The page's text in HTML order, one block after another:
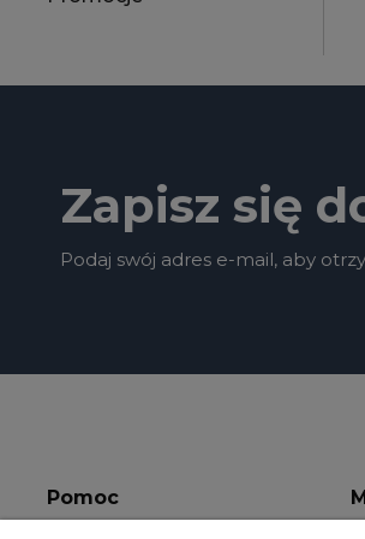
Zapisz się
Podaj swój adres e-mail, aby
Pomoc